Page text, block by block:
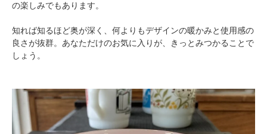
の楽しみでもあります。
知れば知るほど奥が深く、何よりもデザインの暖かみと使用感の
良さが抜群。あなただけのお気に入りが、きっとみつかることで
しょう。